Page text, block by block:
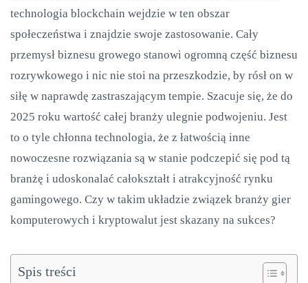
technologia blockchain wejdzie w ten obszar
społeczeństwa i znajdzie swoje zastosowanie. Cały
przemysł biznesu growego stanowi ogromną część biznesu
rozrywkowego i nic nie stoi na przeszkodzie, by rósł on w
siłę w naprawdę zastraszającym tempie. Szacuje się, że do
2025 roku wartość całej branży ulegnie podwojeniu. Jest
to o tyle chłonna technologia, że z łatwością inne
nowoczesne rozwiązania są w stanie podczepić się pod tą
branżę i udoskonalać całokształt i atrakcyjność rynku
gamingowego. Czy w takim układzie związek branży gier
komputerowych i kryptowalut jest skazany na sukces?
Spis treści